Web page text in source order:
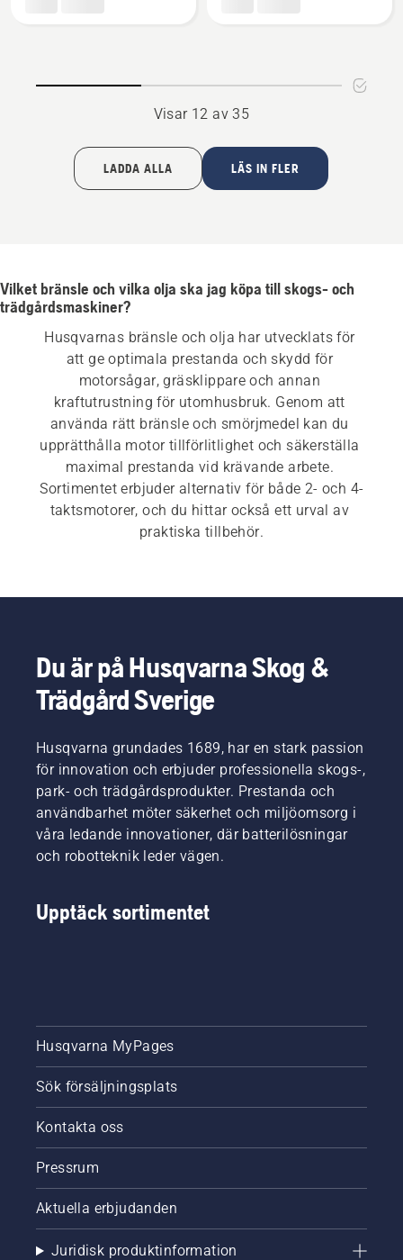
Visar 12 av 35
LADDA ALLA LÄS IN FLER
Vilket bränsle och vilka olja ska jag köpa till skogs- och
trädgårdsmaskiner?
Husqvarnas bränsle och olja har utvecklats för
att ge optimala prestanda och skydd för
motorsågar, gräsklippare och annan
kraftutrustning för utomhusbruk. Genom att
använda rätt bränsle och smörjmedel kan du
upprätthålla motor tillförlitlighet och säkerställa
maximal prestanda vid krävande arbete.
Sortimentet erbjuder alternativ för både 2- och 4-
taktsmotorer, och du hittar också ett urval av
praktiska tillbehör.
Du är på Husqvarna Skog &
Trädgård Sverige
Husqvarna grundades 1689, har en stark passion
för innovation och erbjuder professionella skogs-,
park- och trädgårdsprodukter. Prestanda och
användbarhet möter säkerhet och miljöomsorg i
våra ledande innovationer, där batterilösningar
och robotteknik leder vägen.
Upptäck sortimentet
Husqvarna MyPages
Sök försäljningsplats
Kontakta oss
Pressrum
Aktuella erbjudanden
Juridisk produktinformation